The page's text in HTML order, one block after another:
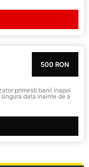
500 RON
primesti banii inapoi
data inainte de a